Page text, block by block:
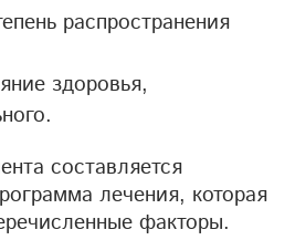
распространения
здоровья,
составляется
лечения, которая
факторы.